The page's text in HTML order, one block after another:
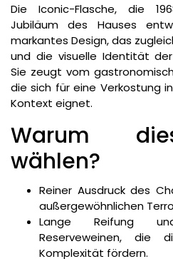
Die Iconic-Flasche, die
Jubiläum des Hauses
markantes Design, das
und die visuelle Identität
Sie zeugt vom
die sich für eine Verkostung
Kontext eignet.
Warum
wählen?
Reiner Ausdruck des
außergewöhnlichen
Lange Reifung
Reserveweinen, die
Komplexität fördern.